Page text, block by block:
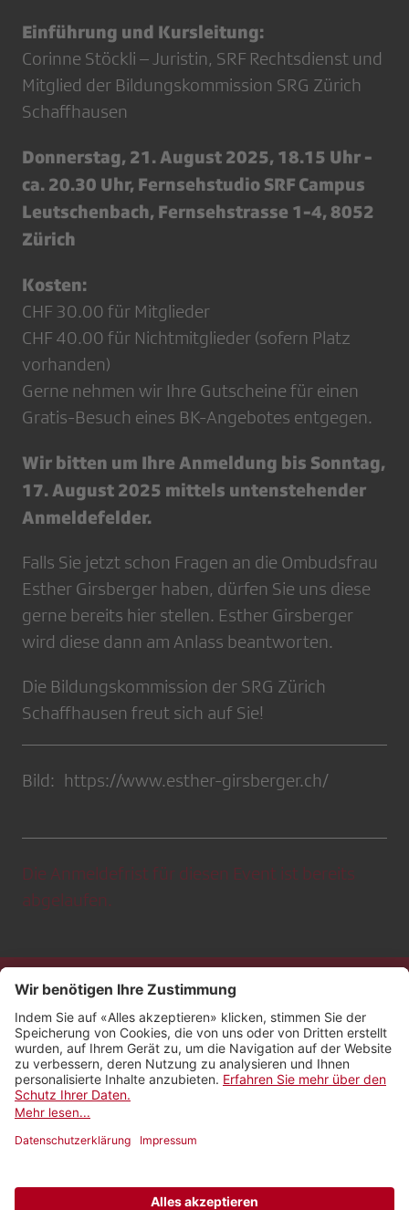
Einführung und Kursleitung:
Corinne Stöckli – Juristin, SRF Rechtsdienst und
Mitglied der Bildungskommission SRG Zürich
Schaffhausen
Donnerstag, 21. August 2025, 18.15 Uhr -
ca. 20.30 Uhr, Fernsehstudio SRF Campus
Leutschenbach, Fernsehstrasse 1-4, 8052
Zürich
Kosten:
CHF 30.00 für Mitglieder
CHF 40.00 für Nichtmitglieder (sofern Platz
vorhanden)
Gerne nehmen wir Ihre Gutscheine für einen
Gratis-Besuch eines BK-Angebotes entgegen.
Wir bitten um Ihre Anmeldung bis Sonntag,
17. August 2025 mittels untenstehender
Anmeldefelder.
Falls Sie jetzt schon Fragen an die Ombudsfrau
Esther Girsberger haben, dürfen Sie uns diese
gerne bereits hier stellen. Esther Girsberger
wird diese dann am Anlass beantworten.
Die Bildungskommission der SRG Zürich
Schaffhausen freut sich auf Sie!
Bild: https://www.esther-girsberger.ch/
Die Anmeldefrist für diesen Event ist bereits
abgelaufen.
Kontakt
Impressum
Rechtliches
Netiquette